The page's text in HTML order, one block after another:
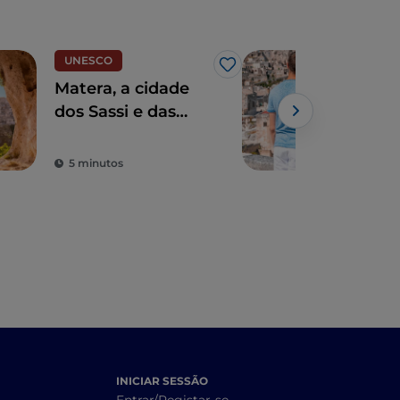
UNESCO
Gosto
Matera, a cidade
dos Sassi e das
Património da
5 minutos
INICIAR SESSÃO